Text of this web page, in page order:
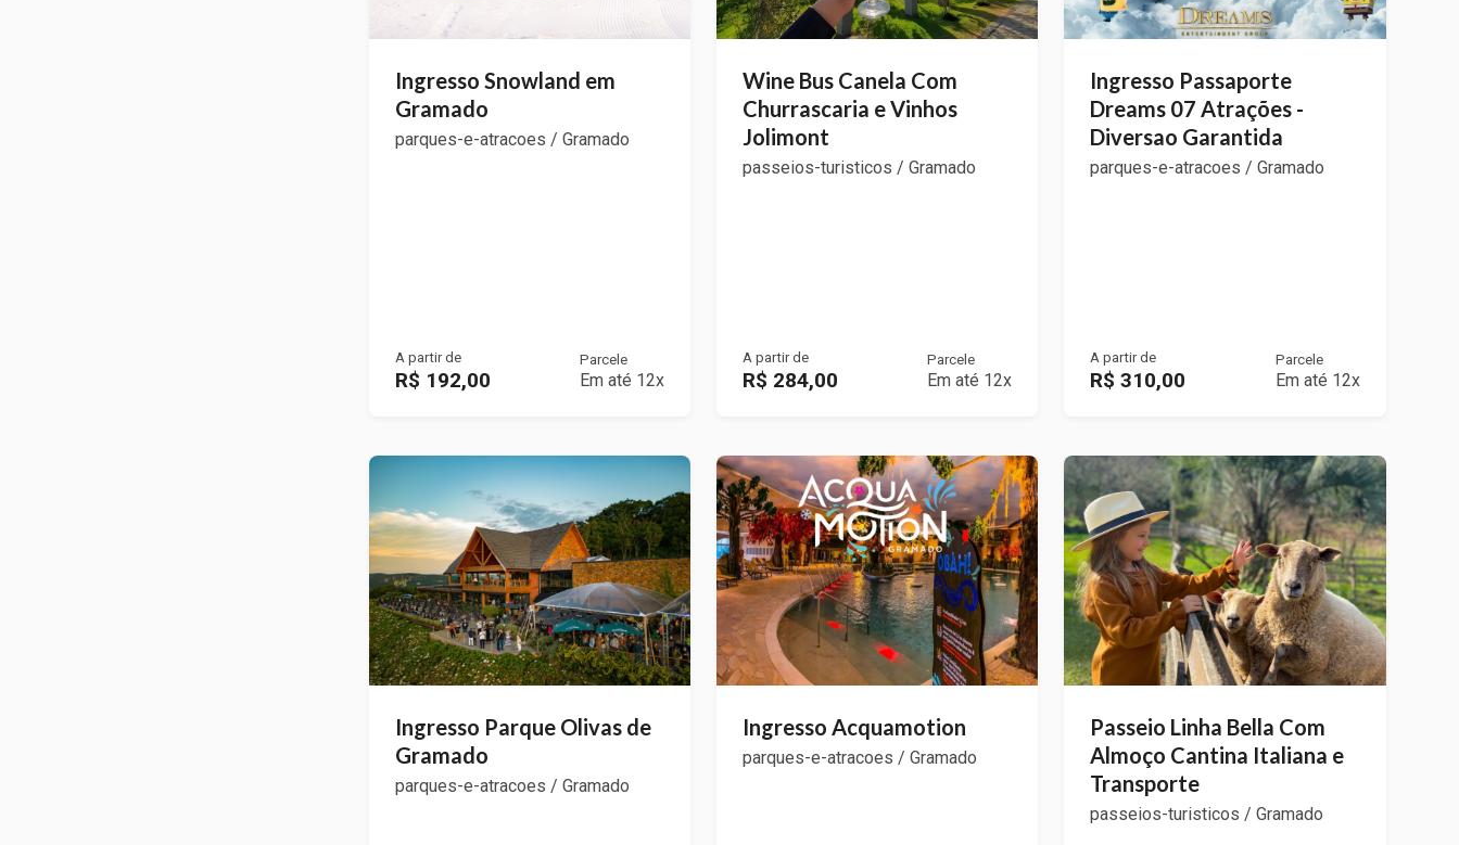
Ingresso Snowland em
Gramado
parques-e-atracoes / Gramado
A partir de
R$ 192,00
Parcele
Em até 12x
Wine Bus Canela Com
Churrascaria e Vinhos
Jolimont
passeios-turisticos / Gramado
A partir de
R$ 284,00
Parcele
Em até 12x
Ingresso Passaporte
Dreams 07 Atrações -
Diversao Garantida
parques-e-atracoes / Gramado
A partir de
R$ 310,00
Parcele
Em até 12x
Ingresso Parque Olivas de
Gramado
parques-e-atracoes / Gramado
Ingresso Acquamotion
parques-e-atracoes / Gramado
Passeio Linha Bella Com
Almoço Cantina Italiana e
Transporte
passeios-turisticos / Gramado